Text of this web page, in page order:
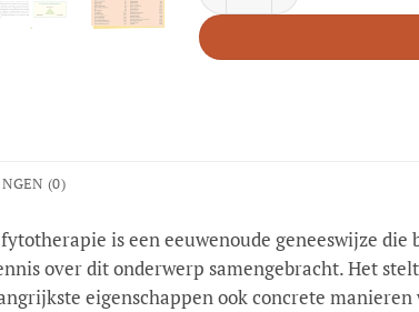
(0)
is een eeuwenoude geneeswijze
over dit onderwerp samengebracht. Het
eigenschappen ook concrete